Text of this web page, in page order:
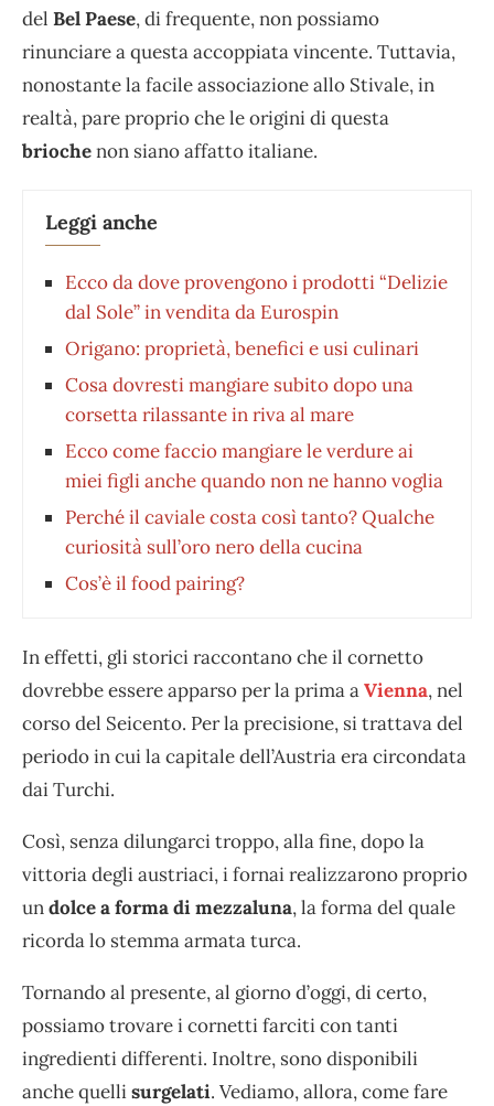
del Bel Paese, di frequente, non possiamo
rinunciare a questa accoppiata vincente. Tuttavia,
nonostante la facile associazione allo Stivale, in
realtà, pare proprio che le origini di questa
briochenon siano affatto italiane.
Leggi anche
Ecco da dove provengono i prodotti “Delizie
dal Sole” in vendita da Eurospin
Origano: proprietà, benefici e usi culinari
Cosa dovresti mangiare subito dopo una
corsetta rilassante in riva al mare
Ecco come faccio mangiare le verdure ai
miei figli anche quando non ne hanno voglia
Perché il caviale costa così tanto? Qualche
curiosità sull’oro nero della cucina
Cos’è il food pairing?
In effetti, gli storici raccontano che il cornetto
dovrebbe essere apparso per la prima aVienna, nel
corso del Seicento. Per la precisione, si trattava del
periodo in cui la capitale dell’Austria era circondata
dai Turchi.
Così, senza dilungarci troppo, alla fine, dopo la
vittoria degli austriaci, i fornai realizzarono proprio
undolce a forma di mezzaluna, la forma del quale
ricorda lo stemma armata turca.
Tornando al presente, al giorno d’oggi, di certo,
possiamo trovare i cornetti farciti con tanti
ingredienti differenti. Inoltre, sono disponibili
anche quellisurgelati. Vediamo, allora, come fare